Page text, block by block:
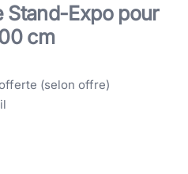
Stand-Expo pour
cm
(selon offre)